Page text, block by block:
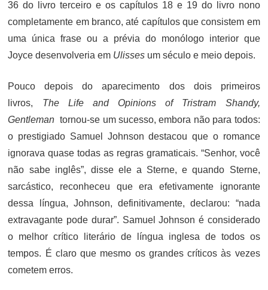
36 do livro terceiro e os capítulos 18 e 19 do livro nono
completamente em branco, até capítulos que consistem em
uma única frase ou a prévia do monólogo interior que
Joyce desenvolveria em Ulisses um século e meio depois.
Pouco depois do aparecimento dos dois primeiros
livros, The Life and Opinions of Tristram Shandy,
Gentleman tornou-se um sucesso, embora não para todos:
o prestigiado Samuel Johnson destacou que o romance
ignorava quase todas as regras gramaticais. “Senhor, você
não sabe inglês”, disse ele a Sterne, e quando Sterne,
sarcástico, reconheceu que era efetivamente ignorante
dessa língua, Johnson, definitivamente, declarou: “nada
extravagante pode durar”. Samuel Johnson é considerado
o melhor crítico literário de língua inglesa de todos os
tempos. É claro que mesmo os grandes críticos às vezes
cometem erros.